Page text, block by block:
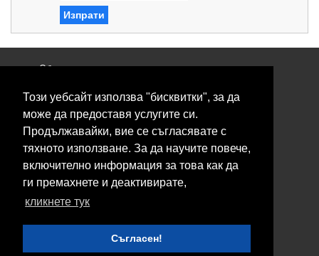
Този уебсайт използва "бисквитки", за да
може да предоставя услугите си.
Продължавайки, вие се съгласявате с
тяхното използване. За да научите повече,
включително информация за това как да
ги премахнете и деактивирате,
кликнете тук
Съгласен!
Изпрати
Общи условия
Свържете се с нас
Контакти
Нашите сервизи
Блог
© 2026 Fransizkup.bg всички права запазени
Изграждане и поддръжка от
Boby_fransizkup